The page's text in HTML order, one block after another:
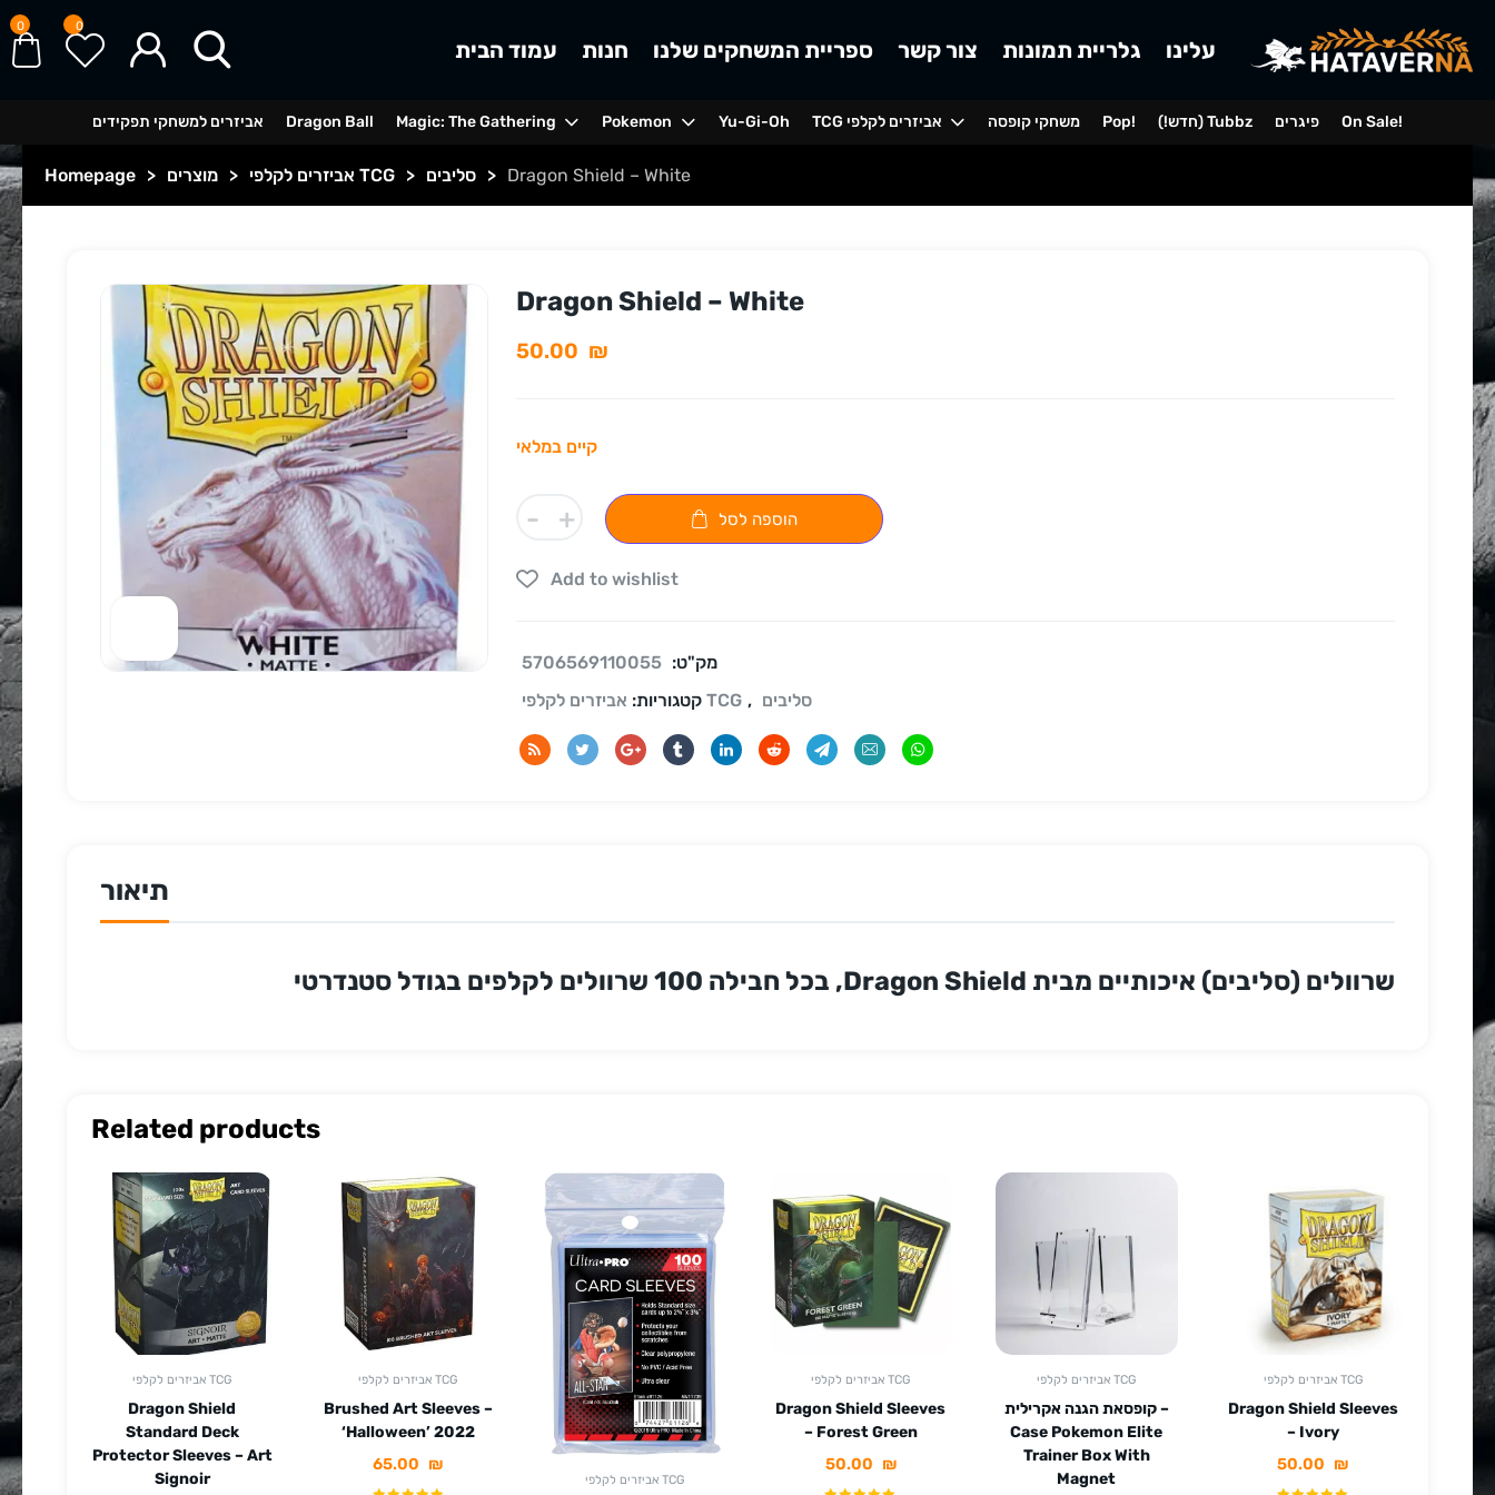
0 0
עמוד הבית חנות ספריית המשחקים שלנו צור קשר גלריית תמונות עלינו
אביזרים למשחקי תפקידים Dragon Ball Magic: The Gathering Pokemon Yu-Gi-Oh TCG אביזרים לקלפי משחקי קופסה Pop! (!חדש) Tubbz פיגרים On Sale!
Homepage > מוצרים > אביזרים לקלפי TCG > סליבים > Dragon Shield – White
Dragon Shield – White
50.00 ₪
קיים במלאי
- + הוספה לסל
Add to wishlist
מק"ט: 5706569110055
קטגוריות: אביזרים לקלפי TCG , סליבים
תיאור
שרוולים (סליבים) איכותיים מבית Dragon Shield, בכל חבילה 100 שרוולים לקלפים בגודל סטנדרטי
Related products
אביזרים לקלפי TCG
Dragon Shield
Standard Deck
Protector Sleeves – Art
Signoir
אביזרים לקלפי TCG
Brushed Art Sleeves –
‘Halloween’ 2022
65.00 ₪
אביזרים לקלפי TCG
אביזרים לקלפי TCG
Dragon Shield Sleeves
– Forest Green
50.00 ₪
אביזרים לקלפי TCG
קופסאת הגנה אקרילית –
Case Pokemon Elite
Trainer Box With
Magnet
אביזרים לקלפי TCG
Dragon Shield Sleeves
– Ivory
50.00 ₪